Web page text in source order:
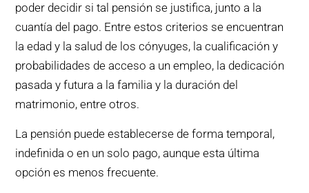
poder decidir si tal pensión se justifica, junto a la
cuantía del pago. Entre estos criterios se encuentran
la edad y la salud de los cónyuges, la cualificación y
probabilidades de acceso a un empleo, la dedicación
pasada y futura a la familia y la duración del
matrimonio, entre otros.
La pensión puede establecerse de forma temporal,
indefinida o en un solo pago, aunque esta última
opción es menos frecuente.